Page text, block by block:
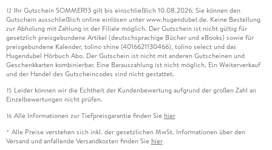
12 Ihr Gutschein SOMMER13 gilt bis einschließlich 10.08.2026. Sie können den
Gutschein ausschließlich online einlösen unter www.hugendubel.de. Keine Bestellung
zur Abholung mit Zahlung in der Filiale möglich. Der Gutschein ist nicht gültig für
gesetzlich preisgebundene Artikel (deutschsprachige Bücher und eBooks) sowie für
preisgebundene Kalender, tolino shine (4016621130466), tolino select und das
Hugendubel Hörbuch Abo. Der Gutschein ist nicht mit anderen Gutscheinen und
Geschenkkarten kombinierbar. Eine Barauszahlung ist nicht möglich. Ein Weiterverkauf
und der Handel des Gutscheincodes sind nicht gestattet.
15 Leider können wir die Echtheit der Kundenbewertung aufgrund der großen Zahl an
Einzelbewertungen nicht prüfen.
16 Alle Informationen zur Tiefpreisgarantie finden Sie hier
* Alle Preise verstehen sich inkl. der gesetzlichen MwSt. Informationen über den
Versand und anfallende Versandkosten finden Sie hier